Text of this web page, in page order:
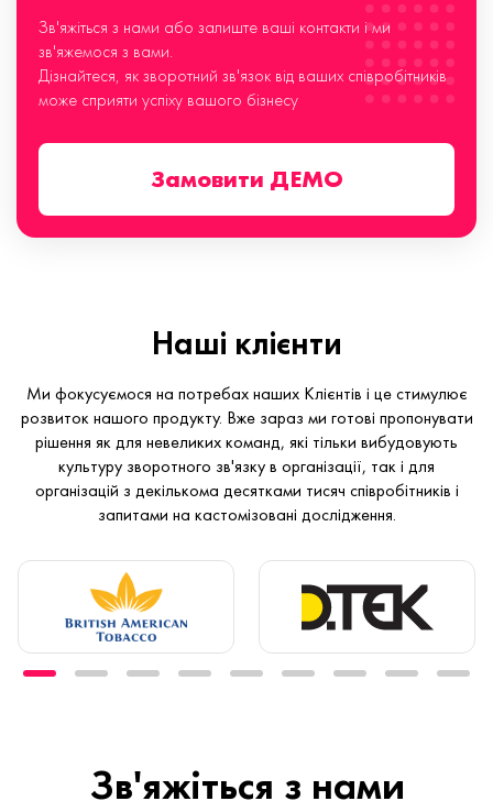
Зв'яжіться з нами або залиште ваші контакти і ми
зв'яжемося з вами.
Дізнайтеся, як зворотний зв'язок від ваших співробітників
може сприяти успіху вашого бізнесу
Замовити ДЕМО
Наші клієнти
Ми фокусуємося на потребах наших Клієнтів і це стимулює
розвиток нашого продукту. Вже зараз ми готові пропонувати
рішення як для невеликих команд, які тільки вибудовують
культуру зворотного зв'язку в організації, так і для
організацій з декількома десятками тисяч співробітників і
запитами на кастомізовані дослідження.
Зв'яжіться з нами